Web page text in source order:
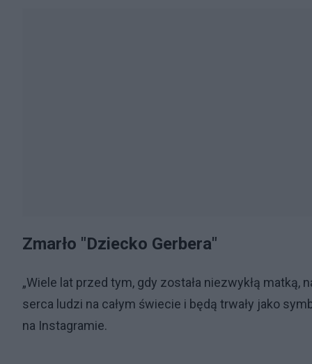
Zmarło "Dziecko Gerbera"
„Wiele lat przed tym, gdy została niezwykłą
serca ludzi na całym świecie i będą trwały jako
na Instagramie.